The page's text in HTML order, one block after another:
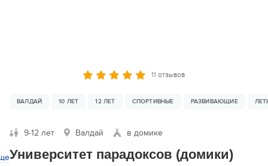
11 отзывов
ВАЛДАЙ 10 ЛЕТ 12 ЛЕТ СПОРТИВНЫЕ РАЗВИВАЮЩИЕ
9-12 лет Валдай в домике
Университет парадоксов (домики)